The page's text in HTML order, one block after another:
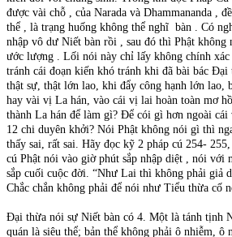
được vài chỗ , của Narada và Dhammananda ,
thể , là trạng huống không thể nghĩ bàn . Có
nhập vô dư Niết bàn rồi , sau đó thì Phật không
ước lượng . Lối nói này chỉ lấy không chính
tránh cái đoạn kiến khó tránh khi đã bài bác
thật sự, thật lớn lao, khi đẩy công hạnh lớn lao,
hay vài vị La hán, vào cái vị lai hoàn toàn mơ
thành La hán để làm gì? Để cói gì hơn ngoài
12 chi duyên khởi? Nói Phật không nói gì thì
thấy sai, rất sai. Hãy đọc kỹ 2 pháp cú 254-
cú Phật nói vào giờ phút sắp nhập diệt , nói với
sắp cuối cuộc đời. “Như Lai thì không phải giả
Chắc chắn không phải để nói như Tiểu thừa cố
Đại thừa nói sự Niết bàn có 4. Một là tánh tịnh
quán là siêu thể; bản thể không phải ô nhiễm, ô